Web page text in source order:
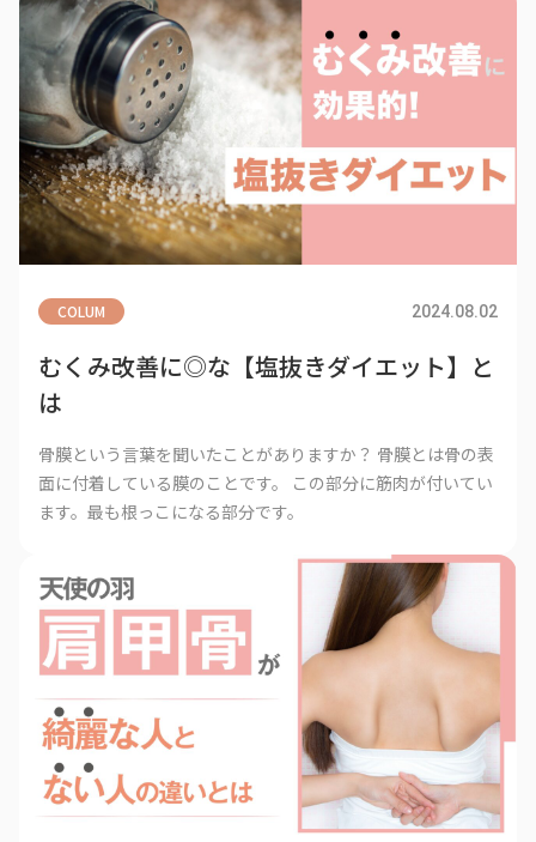
COLUM 2024.08.02
むくみ改善に◎な【塩抜きダイエット】と
は
骨膜という言葉を聞いたことがありますか？ 骨膜とは骨の表
面に付着している膜のことです。 この部分に筋肉が付いてい
ます。最も根っこになる部分です。